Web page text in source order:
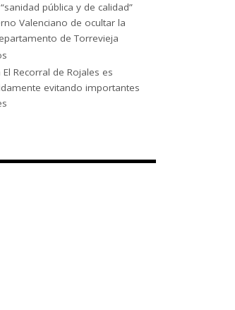
pública y de calidad”
Valenciano de ocultar la
de Torrevieja
Recorral de Rojales es
evitando importantes